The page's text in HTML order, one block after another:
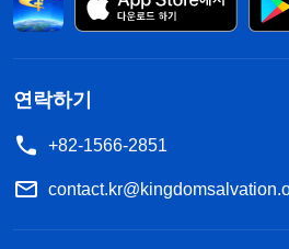
연락하기
+82-1566-2851